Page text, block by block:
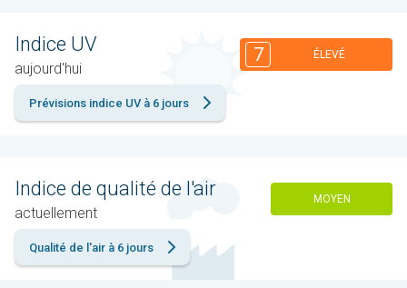
Indice UV
aujourd'hui
7 ÉLEVÉ
Prévisions indice UV à 6 jours
Indice de qualité de l'air
actuellement
MOYEN
Qualité de l'air à 6 jours